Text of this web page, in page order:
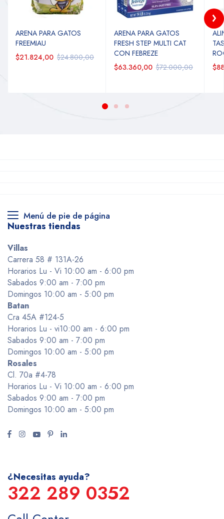
ARENA PARA GATOS
FREEMIAU
$21.824,00 $24.800,00
ARENA PARA GATOS
FRESH STEP MULTI CAT
CON FEBREZE
$63.360,00 $72.000,00
Menú de pie de página
Nuestras tiendas
Villas
Carrera 58 # 131A-26
Horarios Lu - Vi 10:00 am - 6:00 pm
Sabados 9:00 am - 7:00 pm
Domingos 10:00 am - 5:00 pm
Batan
Cra 45A #124-5
Horarios Lu - vi10:00 am - 6:00 pm
Sabados 9:00 am - 7:00 pm
Domingos 10:00 am - 5:00 pm
Rosales
Cl. 70a #4-78
Horarios Lu - Vi 10:00 am - 6:00 pm
Sabados 9:00 am - 7:00 pm
Domingos 10:00 am - 5:00 pm
¿Necesitas ayuda?
322 289 0352